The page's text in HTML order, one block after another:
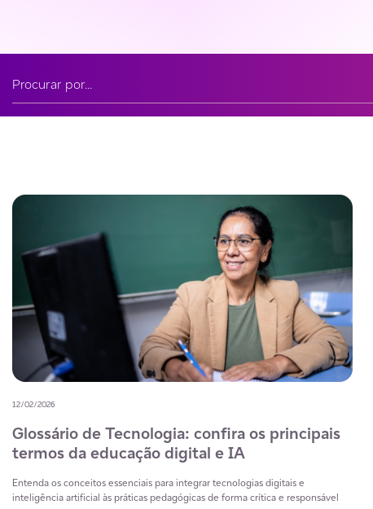
12/02/2026
Glossário de Tecnologia: confira os principais
termos da educação digital e IA
Entenda os conceitos essenciais para integrar tecnologias digitais e
inteligência artificial às práticas pedagógicas de forma crítica e responsável